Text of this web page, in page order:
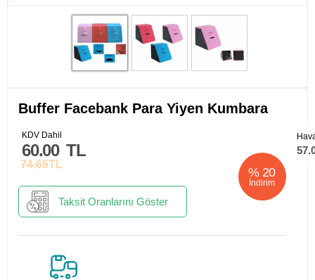
Buffer Facebank Para Yiyen Kumbara
% 20
İndirim
74.65TL
60.00 TL
KDV Dahil
Taksit Oranlarını Göster